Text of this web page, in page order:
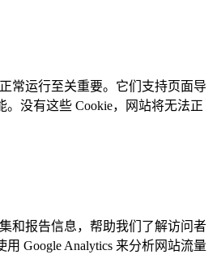
常运行至关重要。它们支持页面导
。没有这些 Cookie，网站将无法正
和报告信息，帮助我们了解访问者
Google Analytics 来分析网站流量